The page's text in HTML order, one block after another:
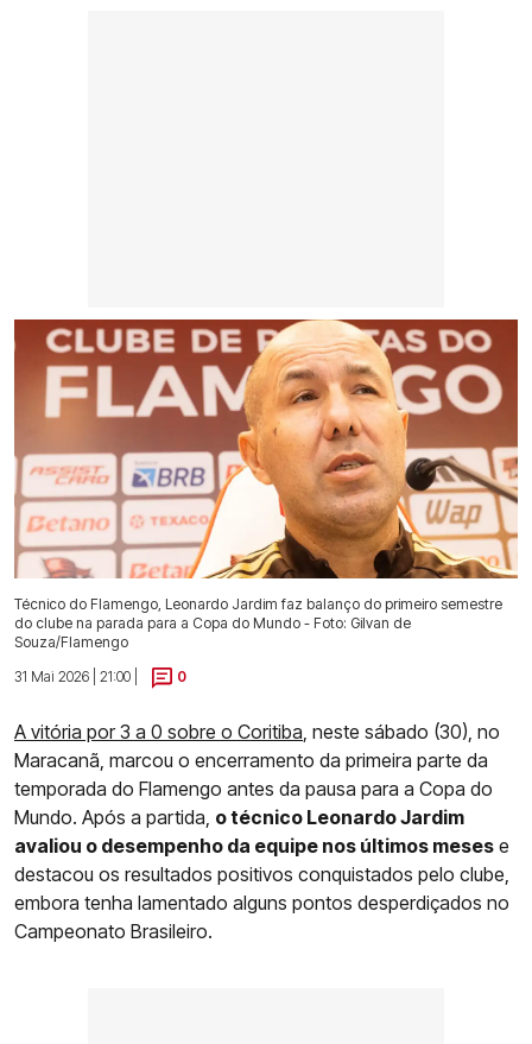
Técnico do Flamengo, Leonardo Jardim faz balanço do primeiro semestre
do clube na parada para a Copa do Mundo - Foto: Gilvan de
Souza/Flamengo
31 Mai 2026 | 21:00 |
0
A vitória por 3 a 0 sobre o Coritiba , neste sábado (30), no
Maracanã, marcou o encerramento da primeira parte da
temporada do Flamengo antes da pausa para a Copa do
Mundo. Após a partida, o técnico Leonardo Jardim
avaliou o desempenho da equipe nos últimos meses e
destacou os resultados positivos conquistados pelo clube,
embora tenha lamentado alguns pontos desperdiçados no
Campeonato Brasileiro.